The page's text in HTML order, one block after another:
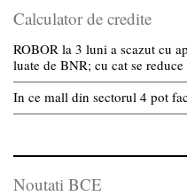
Calculator de credite
ROBOR la 3 luni a scazut cu
luate de BNR; cu cat se
In ce mall din sectorul 4 pot
Noutati BCE